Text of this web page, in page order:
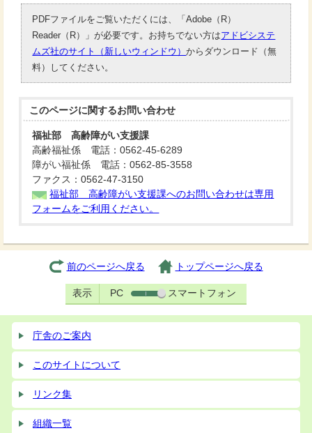
PDFファイルをご覧いただくには、「Adobe（R）
Reader（R）」が必要です。お持ちでない方はアドビシステ
ムズ社のサイト（新しいウィンドウ）からダウンロード（無
料）してください。
このページに関するお問い合わせ
福祉部 高齢障がい支援課
高齢福祉係 電話：0562-45-6289
障がい福祉係 電話：0562-85-3558
ファクス：0562-47-3150
福祉部 高齢障がい支援課へのお問い合わせは専用
フォームをご利用ください。
前のページへ戻る トップページへ戻る
表示 PC スマートフォン
庁舎のご案内
このサイトについて
リンク集
組織一覧